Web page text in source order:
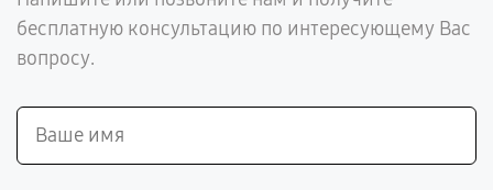
бесплатную консультацию по интересующему Вас
вопросу.